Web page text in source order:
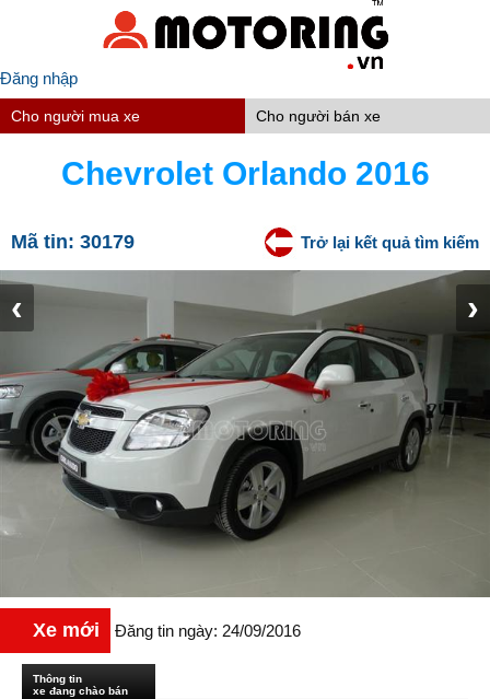
Đăng nhập
Cho người mua xe Cho người bán xe
Chevrolet Orlando 2016
Mã tin: 30179 Trở lại kết quả tìm kiếm
‹ ›
Xe mới Đăng tin ngày: 24/09/2016
Thông tin
xe đang chào bán